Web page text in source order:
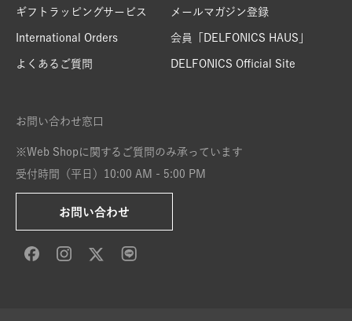
ギフトラッピングサービス
International Orders
よくあるご質問
メールマガジン登録
会員「DELFONICS HAUS」
DELFONICS Official Site
お問い合わせ窓口
※Web Shopに関するご質問のみ承っています
受付時間（平日）10:00 AM - 5:00 PM
お問い合わせ